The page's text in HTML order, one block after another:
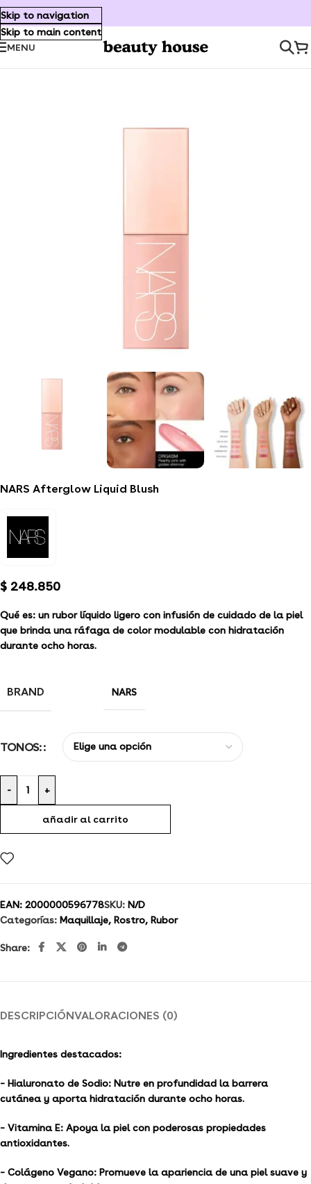
Skip to navigation
Skip to main content
MENU
NARS Afterglow Liquid Blush
$ 248.850
Qué es: un rubor líquido ligero con infusión de cuidado de la piel
que brinda una ráfaga de color modulable con hidratación
durante ocho horas.
BRAND NARS
TONOS:
- +
añadir al carrito
EAN: 2000000596778SKU: N/D
Categorías: Maquillaje, Rostro, Rubor
Share:
DESCRIPCIÓNVALORACIONES (0)
Ingredientes destacados:
– Hialuronato de Sodio: Nutre en profundidad la barrera
cutánea y aporta hidratación durante ocho horas.
– Vitamina E: Apoya la piel con poderosas propiedades
antioxidantes.
– Colágeno Vegano: Promueve la apariencia de una piel suave y